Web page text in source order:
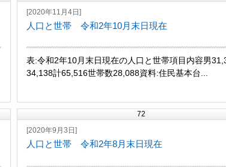
[2020年11月4日]
人口と世帯 令和2年10月末日現在
表:令和2年10月末日現在の人口と世帯項目内容男
34,138計65,516世帯数28,088資料:住民基本台...
72
[2020年9月3日]
人口と世帯 令和2年8月末日現在